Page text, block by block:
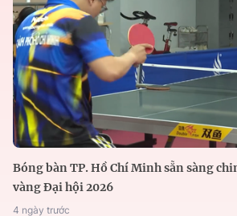
Bóng bàn TP. Hồ Chí Minh sẵn sàng
vàng Đại hội 2026
4 ngày trước